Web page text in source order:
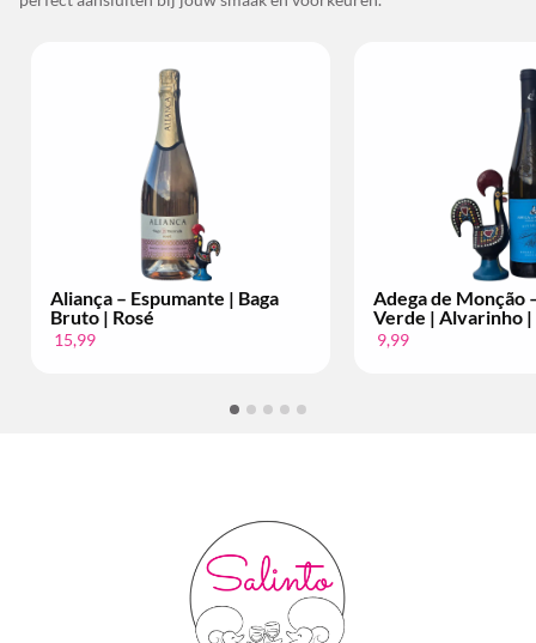
Aliança – Espumante | Baga
Bruto | Rosé
15,99
Adega de Monção
Verde | Alvarinho |
9,99